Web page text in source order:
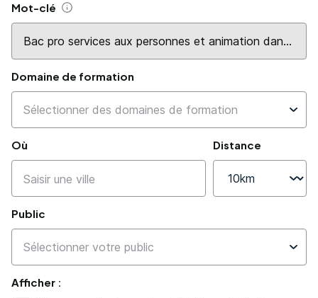
Mot-clé Aide
Domaine de formation
Où Distance
Public
Afficher :